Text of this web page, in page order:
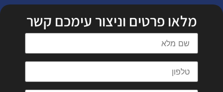
מלאו פרטים וניצור עימכם קשר